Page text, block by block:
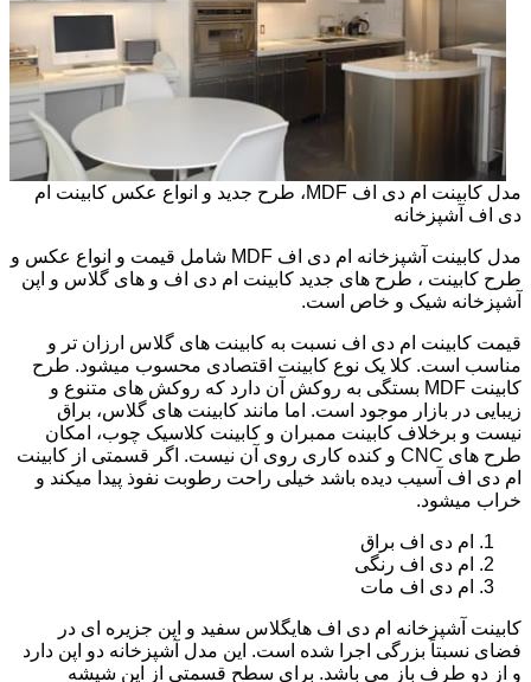
مدل کابینت ام دی اف MDF، طرح جدید و انواع عکس کابینت ام
دی اف آشپزخانه
مدل کابینت آشپزخانه ام دی اف MDF شامل قیمت و انواع عکس و
طرح کابینت ، طرح های جدید کابینت ام دی اف و های گلاس و اپن
آشپزخانه شیک و خاص است.
قیمت کابینت ام دی اف نسبت به کابینت های گلاس ارزان تر و
مناسب است. کلا یک نوع کابینت اقتصادی محسوب میشود. طرح
کابینت MDF بستگی به روکش آن دارد که روکش های متنوع و
زیبایی در بازار موجود است. اما مانند کابینت های گلاس، براق
نیست و برخلاف کابینت ممبران و کابینت کلاسیک چوب، امکان
طرح های CNC و کنده کاری روی آن نیست. اگر قسمتی از کابینت
ام دی اف آسیب دیده باشد خیلی راحت رطوبت نفوذ پیدا میکند و
خراب میشود.
ام دی اف براق
ام دی اف رنگی
ام دی اف مات
کابینت آشپزخانه ام دی اف هایگلاس سفید و اپن جزیره ای در
فضای نسبتاً بزرگی اجرا شده است. این مدل آشپزخانه دو اپن دارد
و از دو طرف باز می باشد. برای سطح قسمتی از اپن شیشه